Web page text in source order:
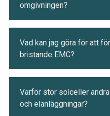
omgivningen?
Vad kan jag göra för att
bristande EMC?
Varför stör solceller
och elanläggningar?